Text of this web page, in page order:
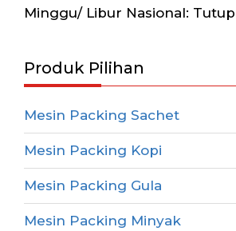
Minggu/ Libur Nasional: Tutup
Produk Pilihan
Mesin Packing Sachet
Mesin Packing Kopi
Mesin Packing Gula
Mesin Packing Minyak